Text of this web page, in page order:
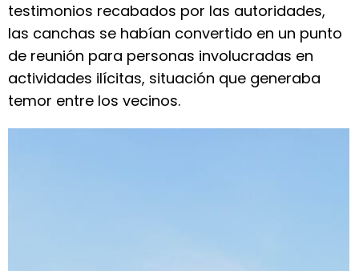
testimonios recabados por las autoridades,
las canchas se habían convertido en un punto
de reunión para personas involucradas en
actividades ilícitas, situación que generaba
temor entre los vecinos.